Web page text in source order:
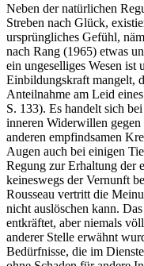
Neben der natürlichen
Streben nach Glück,
ursprüngliches Gefühl,
nach Rang (1965) etwas
ein ungeselliges Wesen ist
Einbildungskraft mangelt,
Anteilnahme am Leid
S. 133). Es handelt sich
inneren Widerwillen
anderen empfindsamen
Augen auch bei einigen
Regung zur Erhaltung der
keineswegs der Vernunft
Rousseau vertritt die
nicht auslöschen kann.
entkräftet, aber niemals
anderer Stelle erwähnt
Bedürfnisse, die im